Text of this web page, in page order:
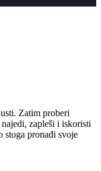
Zatim proberi
zapleši i iskoristi
stoga pronađi svoje